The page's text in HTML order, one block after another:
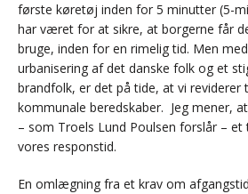
første køretøj inden for 5 minutter (5-
har været for at sikre, at borgerne får
bruge, inden for en rimelig tid. Men
urbanisering af det danske folk og et
brandfolk, er det på tide, at vi reviderer
kommunale beredskaber. Jeg mener,
– som Troels Lund Poulsen forslår – et
vores responstid.
En omlægning fra et krav om